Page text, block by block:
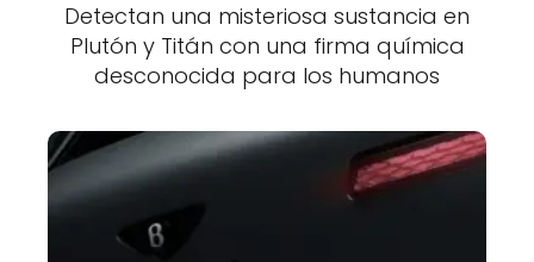
Detectan una misteriosa sustancia en
Plutón y Titán con una firma química
desconocida para los humanos